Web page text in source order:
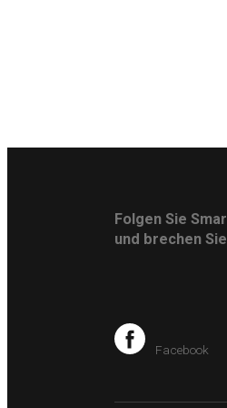
Folgen Sie
und brechen
Facebook